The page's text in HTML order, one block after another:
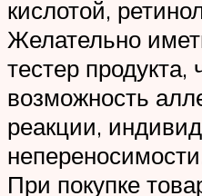
кислотой,
Желательно
тестер
возможность
реакции,
При покупке